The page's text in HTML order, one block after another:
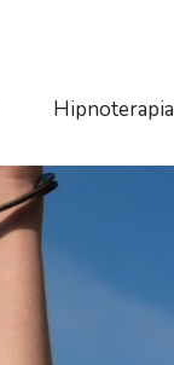
Hipnoterapia